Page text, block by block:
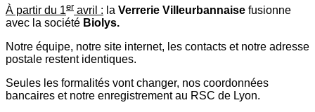
À partir du 1er avril : la Verrerie Villeurbannaise fusionne
avec la société Biolys.
Notre équipe, notre site internet, les contacts et notre adresse
postale restent identiques.
Seules les formalités vont changer, nos coordonnées
bancaires et notre enregistrement au RSC de Lyon.